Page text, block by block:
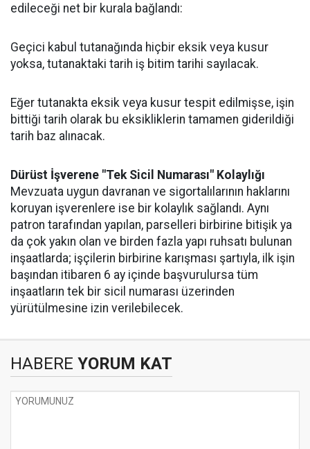
edileceği net bir kurala bağlandı:
Geçici kabul tutanağında hiçbir eksik veya kusur
yoksa, tutanaktaki tarih iş bitim tarihi sayılacak.
Eğer tutanakta eksik veya kusur tespit edilmişse, işin
bittiği tarih olarak bu eksikliklerin tamamen giderildiği
tarih baz alınacak.
Dürüst İşverene "Tek Sicil Numarası" Kolaylığı
Mevzuata uygun davranan ve sigortalılarının haklarını
koruyan işverenlere ise bir kolaylık sağlandı. Aynı
patron tarafından yapılan, parselleri birbirine bitişik ya
da çok yakın olan ve birden fazla yapı ruhsatı bulunan
inşaatlarda; işçilerin birbirine karışması şartıyla, ilk işin
başından itibaren 6 ay içinde başvurulursa tüm
inşaatların tek bir sicil numarası üzerinden
yürütülmesine izin verilebilecek.
HABERE YORUM KAT